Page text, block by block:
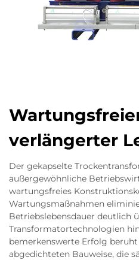
verlängerter
Der gekapselte
außergewöhnliche
wartungsfreies
Wartungsmaßnahmen
Betriebslebensdauer deutlich
Transformatortechnologien
bemerkenswerte Erfolg
abgedichteten Bauweise, die